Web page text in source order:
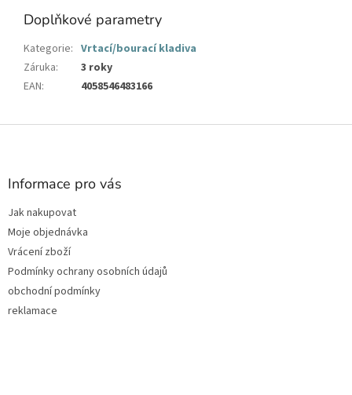
Doplňkové parametry
Kategorie: Vrtací/bourací kladiva
Záruka:
3 roky
EAN: 4058546483166
Z
Informace pro vás
Jak nakupovat
Moje objednávka
Vrácení zboží
Podmínky ochrany osobních údajů
obchodní podmínky
reklamace